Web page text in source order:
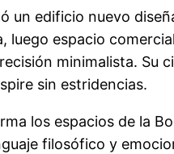
un edificio nuevo
luego espacio
minimalista.
sin estridencias.
los espacios de la
filosófico y